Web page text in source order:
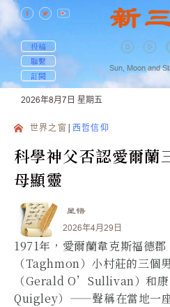
投稿
聯繫
訂閱
Sun, Moon and
2026年8月7日 星期五
世界之窗 西哲信仰
科學神父否認愛爾蘭
母顯靈
星悟
2026年4月29日
1971年，愛爾蘭韋克斯福德
（Taghmon）小村莊的三個
（Gerald O’Sullivan）和康
Quigley）——聲稱在當地一座